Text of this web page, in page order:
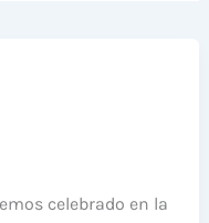
celebrado en la